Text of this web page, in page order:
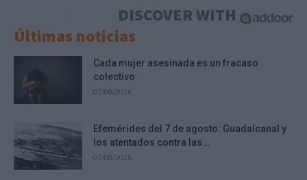
DISCOVER WITH
Últimas noticias
Cada mujer asesinada es un fracaso
colectivo
07/08/2026
Efemérides del 7 de agosto: Guadalcanal y
los atentados contra las...
07/08/2026